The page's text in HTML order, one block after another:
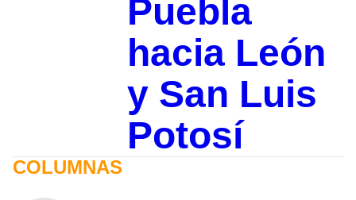
Puebla
hacia León
y San Luis
Potosí
COLUMNAS